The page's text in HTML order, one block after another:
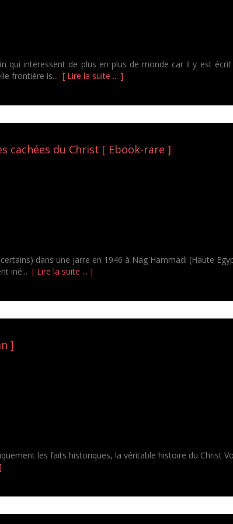
qui interessent de plus en plus de monde car il y est
frontière is... [ Lire la suite ... ]
cachées du Christ [ Ebook-rare ]
dans une jarre en 1946 à Nag Hammadi (Haute
iné... [ Lire la suite ... ]
]
les faits historiques, la véritable histoire du Christ